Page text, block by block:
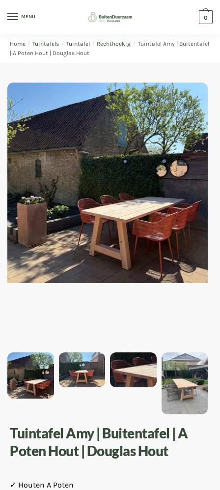
MENU 0
Home / Tuintafels / Tuintafel / Rechthoekig / Tuintafel Amy | Buitentafel
| A Poten Hout | Douglas Hout
Tuintafel Amy | Buitentafel | A
Poten Hout | Douglas Hout
✓ Houten A Poten